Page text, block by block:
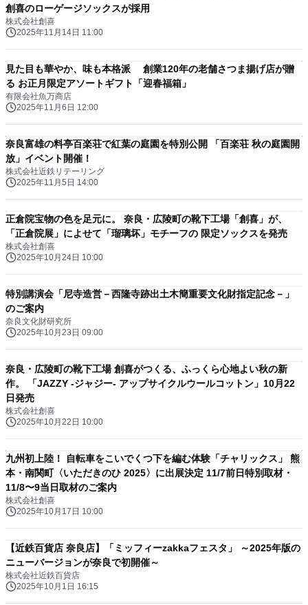
創喜のローゲージソックスが採用
株式会社創喜
2025年11月14日 11:00
見た目も華やか、味も本格派 創業120年の老舗さつま揚げ店が贈
る お正月限定アソートギフト「迎春福箱」
有限会社魚万商店
2025年11月6日 12:00
奈良富雄の料亭百楽荘で紅葉の庭園を特別公開 「百楽荘 秋の庭園開
放」イベント開催！
株式会社近鉄リテーリング
2025年11月5日 14:00
正倉院宝物の色を足元に。 奈良・広陵町の靴下工場「創喜」が、
「正倉院展」によせて「瑠璃坏」モチーフの 限定ソックスを発売
株式会社創喜
2025年10月24日 10:00
特別講演会「尼寺造営－西隆寺跡出土木簡重要文化財指定記念－」
のご案内
奈良文化財研究所
2025年10月23日 09:00
奈良・広陵町の靴下工場 創喜がつくる、ふっくら心地よい秋の新
作。 「JAZZY -ジャジー- アップサイクルウールコットン」10月22
日発売
株式会社創喜
2025年10月22日 10:00
九州初上陸！ 自転車をこいでくつ下を編む体験「チャリックス」 熊
本・南関町〈いただきのひ 2025〉に出展決定 11/7前日特別取材・
11/8〜9当日取材のご案内
株式会社創喜
2025年10月17日 10:00
【近鉄百貨店 奈良店】「ミッフィーzakkaフェスタ」 ～2025年版の
ニューバージョンが奈良で初開催～
株式会社近鉄百貨店
2025年10月1日 16:15